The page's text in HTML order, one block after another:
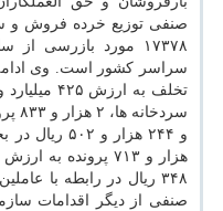
صنفی توزیع خرده فروش و
۱۷۳۷۸ مورد بازرسی
۳۴۸ ریال در رابطه با
صنفی از دیگر اقدامات